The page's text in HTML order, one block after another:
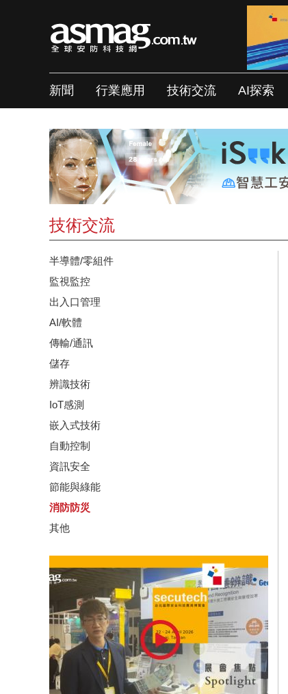
新聞 行業應用 技術交流 AI探索
技術交流
半導體/零組件
監視監控
出入口管理
AI/軟體
傳輸/通訊
儲存
辨識技術
IoT感測
嵌入式技術
自動控制
資訊安全
節能與綠能
消防防災
其他